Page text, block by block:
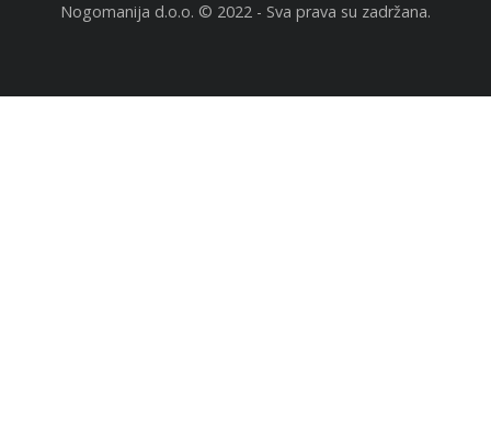
Nogomanija d.o.o. © 2022 - Sva prava su zadržana.